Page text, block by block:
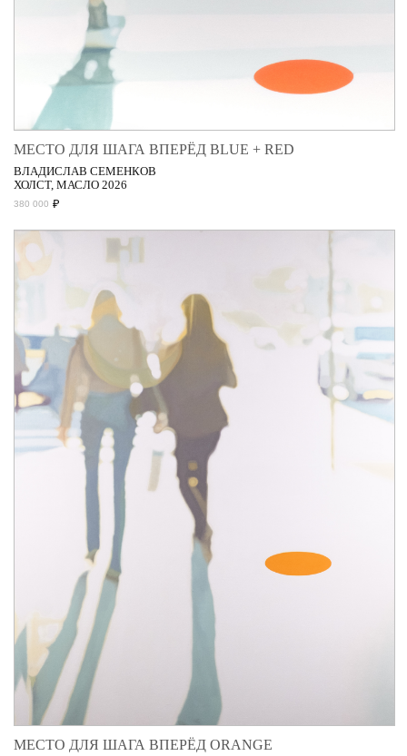
МЕСТО ДЛЯ ШАГА ВПЕРЁД BLUE + RED
ВЛАДИСЛАВ СЕМЕНКОВ
ХОЛСТ, МАСЛО 2026
380 000 ₽
МЕСТО ДЛЯ ШАГА ВПЕРЁД ORANGE